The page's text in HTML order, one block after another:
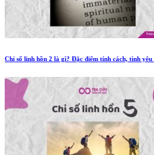
Chỉ số linh hồn 2 là gì? Đặc điểm tính cách, tình yêu